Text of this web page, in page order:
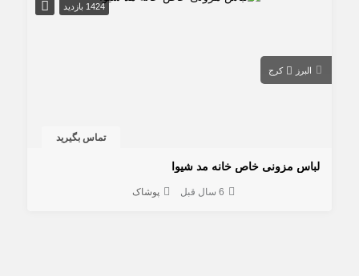
1424 بازدید
البرز کرج
تماس بگیرید
لباس مزونی خاص خانه مد شیوا
6 سال قبل پوشاک